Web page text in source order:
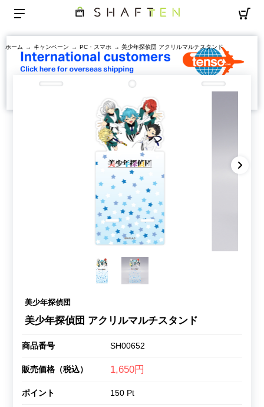
ホーム → キャンペーン → PC・スマホ → 美少年探偵団 アクリルマルチスタンド
美少年探偵団
美少年探偵団 アクリルマルチスタンド
商品番号 SH00652
販売価格（税込） 1,650円
ポイント 150 Pt